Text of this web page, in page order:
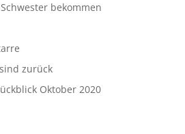
bekommen
zurück
Oktober 2020